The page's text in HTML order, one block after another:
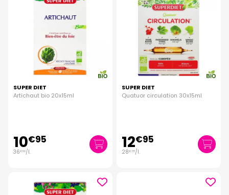
SUPER DIET
Artichaut bio 20x15ml
10€95
36€50/l.
SUPER DIET
Quatuor circulation 30x15ml
12€95
28€78/l.